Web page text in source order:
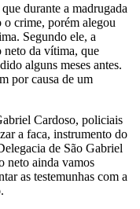
durante a madrugada
o crime, porém alegou
Segundo ele, a
neto da vítima, que
alguns meses antes.
por causa de um
Cardoso, policiais
a faca, instrumento do
de São Gabriel
neto ainda vamos
as testemunhas com a